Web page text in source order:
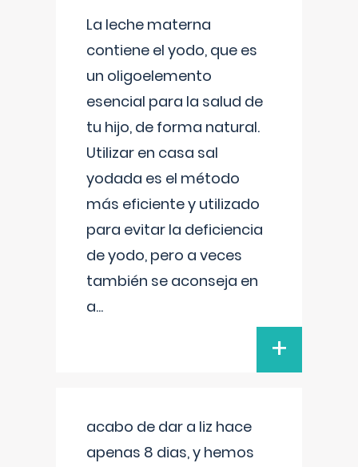
La leche materna
contiene el yodo, que es
un oligoelemento
esencial para la salud de
tu hijo, de forma natural.
Utilizar en casa sal
yodada es el método
más eficiente y utilizado
para evitar la deficiencia
de yodo, pero a veces
también se aconseja en
a...
+
acabo de dar a liz hace
apenas 8 dias, y hemos